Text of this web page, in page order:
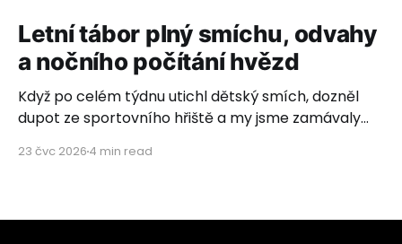
Letní tábor plný smíchu, odvahy
a nočního počítání hvězd
Když po celém týdnu utichl dětský smích, dozněl
dupot ze sportovního hřiště a my jsme zamávaly
ticho. Ticho plné vděčnosti, dojetí a hlubokého
domovů ze Zvíkovského Podhradí, Olomouce,
23 čvc 2026 4 min read